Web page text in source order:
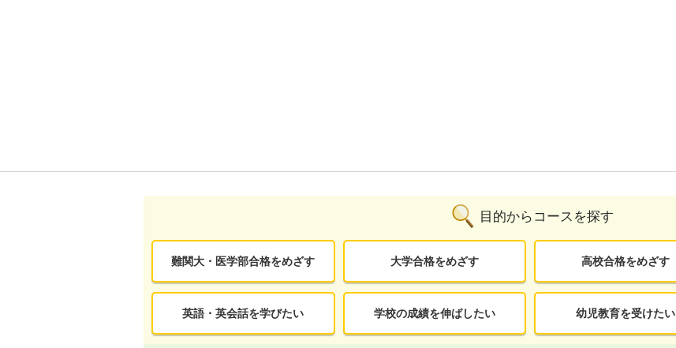
目的からコースを探す
難関大・医学部合格をめざす 大学合格をめざす 高校合格をめざす
英語・英会話を学びたい 学校の成績を伸ばしたい 幼児教育を受けたい